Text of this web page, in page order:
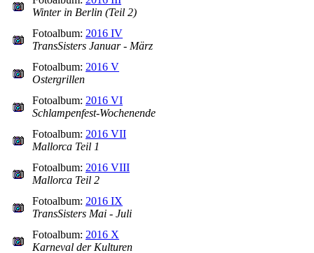
Winter in Berlin (Teil 2)
Fotoalbum: 2016 IV
TransSisters Januar - März
Fotoalbum: 2016 V
Ostergrillen
Fotoalbum: 2016 VI
Schlampenfest-Wochenende
Fotoalbum: 2016 VII
Mallorca Teil 1
Fotoalbum: 2016 VIII
Mallorca Teil 2
Fotoalbum: 2016 IX
TransSisters Mai - Juli
Fotoalbum: 2016 X
Karneval der Kulturen